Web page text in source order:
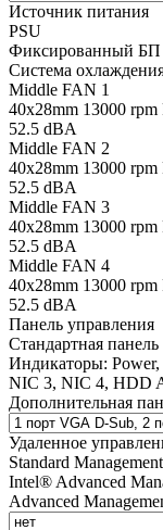
Источник питания
PSU
Фиксированный
Система
Middle FAN 1
40х28mm 13000
52.5 dBA
Middle FAN 2
40х28mm 13000
52.5 dBA
Middle FAN 3
40х28mm 13000
52.5 dBA
Middle FAN 4
40х28mm 13000
52.5 dBA
Панель управления
Стандартная панель
Индикаторы: Power,
NIC 3, NIC 4, HDD
Дополнительная
Удаленное
Standard Management
Intel® Advanced
Advanced